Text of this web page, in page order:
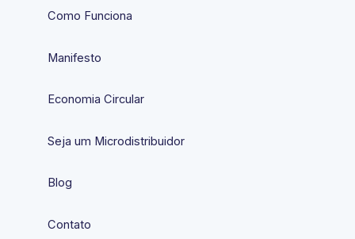
Como Funciona
Manifesto
Economia Circular
Seja um Microdistribuidor
Blog
Contato